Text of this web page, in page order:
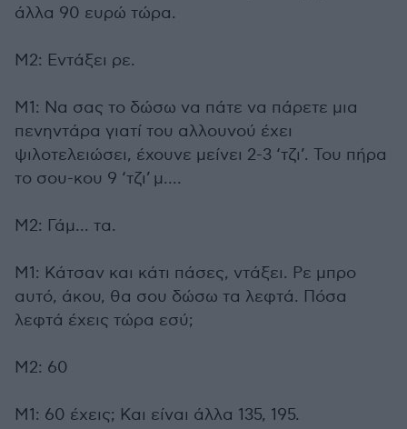
άλλα 90 ευρώ τώρα.
Μ2: Εντάξει ρε.
Μ1: Να σας το δώσω να πάτε να πάρετε μια
πενηντάρα γιατί του αλλουνού έχει
ψιλοτελειώσει, έχουνε μείνει 2-3 ‘τζι’. Του πήρα
το σου-κου 9 ‘τζι’ μ....
Μ2: Γάμ... τα.
Μ1: Κάτσαν και κάτι πάσες, ντάξει. Ρε μπρο
αυτό, άκου, θα σου δώσω τα λεφτά. Πόσα
λεφτά έχεις τώρα εσύ;
Μ2: 60
Μ1: 60 έχεις; Και είναι άλλα 135, 195.